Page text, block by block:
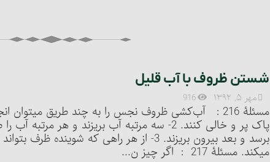
شستن ظروف با آب قلیل
مهر ۵, ۱۳۹۲ 916
پاک پر و خالی کنند. 2- سه مرتبه آب بریزند و هر
برسد و بعد بیرون بریزند. 3- از هر راهی که
می‏کند. مسئلۀ 217 : اگر چیز ن...